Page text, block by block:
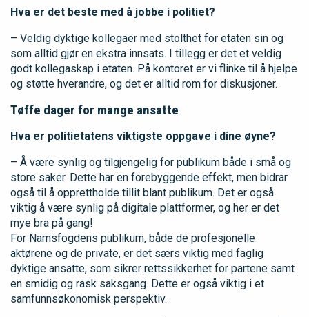
Hva er det beste med å jobbe i politiet?
– Veldig dyktige kollegaer med stolthet for etaten sin og
som alltid gjør en ekstra innsats. I tillegg er det et veldig
godt kollegaskap i etaten. På kontoret er vi flinke til å hjelpe
og støtte hverandre, og det er alltid rom for diskusjoner.
Tøffe dager for mange ansatte
Hva er politietatens viktigste oppgave i dine øyne?
– Å være synlig og tilgjengelig for publikum både i små og
store saker. Dette har en forebyggende effekt, men bidrar
også til å opprettholde tillit blant publikum. Det er også
viktig å være synlig på digitale plattformer, og her er det
mye bra på gang!
For Namsfogdens publikum, både de profesjonelle
aktørene og de private, er det særs viktig med faglig
dyktige ansatte, som sikrer rettssikkerhet for partene samt
en smidig og rask saksgang. Dette er også viktig i et
samfunnsøkonomisk perspektiv.